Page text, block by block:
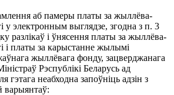
аб памеры платы за жыллёва-
у электронным выглядзе, згодна з п. 3
разлікаў і ўнясення платы за жыллёва-
і платы за карыстанне жылымі
жыллёвага фонду, зацверджанага
Рэспублікі Беларусь ад
неабходна запоўніць адзін з
варыянтаў: